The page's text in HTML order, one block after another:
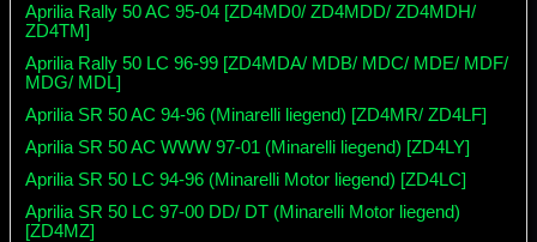
Aprilia Rally 50 AC 95-04 [ZD4MD0/ ZD4MDD/ ZD4MDH/
ZD4TM]
Aprilia Rally 50 LC 96-99 [ZD4MDA/ MDB/ MDC/ MDE/ MDF/
MDG/ MDL]
Aprilia SR 50 AC 94-96 (Minarelli liegend) [ZD4MR/ ZD4LF]
Aprilia SR 50 AC WWW 97-01 (Minarelli liegend) [ZD4LY]
Aprilia SR 50 LC 94-96 (Minarelli Motor liegend) [ZD4LC]
Aprilia SR 50 LC 97-00 DD/ DT (Minarelli Motor liegend)
[ZD4MZ]